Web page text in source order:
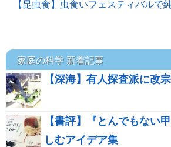
【昆虫食】虫食いフェスティバルで
家庭の科学 新着記事
【深海】有人探査派に改
【書評】『とんでもない
しむアイデア集